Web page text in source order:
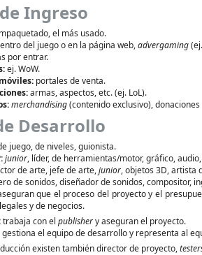
Ingreso
el más usado.
del juego o en la página web,advergaming
por entrar.
ej. WoW.
portales de venta.
armas, aspectos, etc. (ej. LoL).
merchandising(contenido exclusivo),
Desarrollo
juego, de niveles, guionista.
junior, líder, de herramientas/motor, gráfico,
de arte, jefe de arte,junior, objetos 3D, artista
de sonidos, diseñador de sonidos, compositor,
que el proceso del proyecto y el
y de negocios.
trabaja con el publishery aseguran el proyecto.
gestiona el equipo de desarrollo y representa al
existen también director de proyecto,